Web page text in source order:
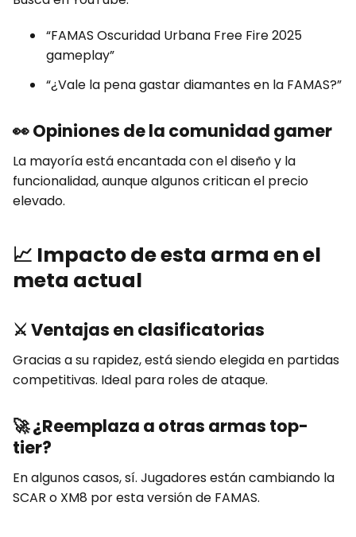
“FAMAS Oscuridad Urbana Free Fire 2025
gameplay”
“¿Vale la pena gastar diamantes en la FAMAS?”
👀Opiniones de la comunidad gamer
La mayoría está encantada con el diseño y la
funcionalidad, aunque algunos critican el precio
elevado.
📈 Impacto de esta arma en el
meta actual
⚔️Ventajas en clasificatorias
Gracias a su rapidez, está siendo elegida en partidas
competitivas. Ideal para roles de ataque.
🚀¿Reemplaza a otras armas top-
tier?
En algunos casos, sí. Jugadores están cambiando la
SCAR o XM8 por esta versión de FAMAS.